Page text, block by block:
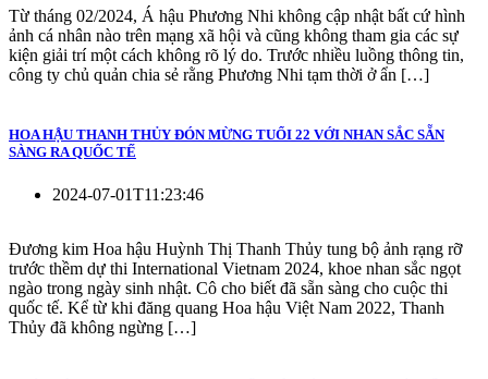
Từ tháng 02/2024, Á hậu Phương Nhi không cập nhật bất cứ hình
ảnh cá nhân nào trên mạng xã hội và cũng không tham gia các sự
kiện giải trí một cách không rõ lý do. Trước nhiều luồng thông tin,
công ty chủ quản chia sẻ rằng Phương Nhi tạm thời ở ẩn […]
HOA HẬU THANH THỦY ĐÓN MỪNG TUỔI 22 VỚI NHAN SẮC SẴN
SÀNG RA QUỐC TẾ
2024-07-01T11:23:46
Đương kim Hoa hậu Huỳnh Thị Thanh Thủy tung bộ ảnh rạng rỡ
trước thềm dự thi International Vietnam 2024, khoe nhan sắc ngọt
ngào trong ngày sinh nhật. Cô cho biết đã sẵn sàng cho cuộc thi
quốc tế. Kể từ khi đăng quang Hoa hậu Việt Nam 2022, Thanh
Thủy đã không ngừng […]